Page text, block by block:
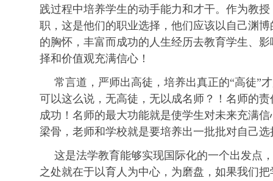
践过程中培养学生的动手能力和才干。作为教
职，这是他们的职业选择，他们应该以自己渊
的胸怀，丰富而成功的人生经历去教育学生、
择和价值观充满信心！
常言道，严师出高徒，培养出真正的“高徒”
可以这么说，无高徒，无以成名师？！名师的
成功！名师的最大功能就是使学生对未来充满
梁骨，老师和学校就是要培养出一批批对自己
这是法学教育能够实现国际化的一个出发点
之处就在于以育人为中心，为磨盘，如果我们